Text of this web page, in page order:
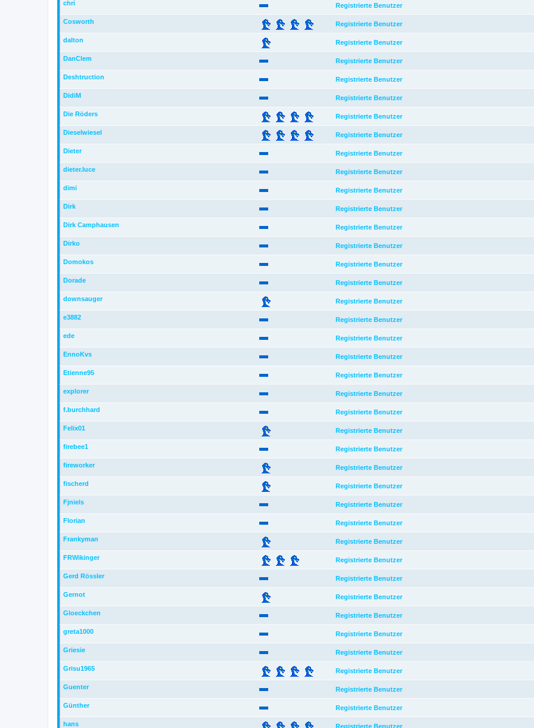
chri Registrierte Benutzer
Cosworth Registrierte Benutzer
dalton Registrierte Benutzer
DanClem Registrierte Benutzer
Deshtruction Registrierte Benutzer
DidiM Registrierte Benutzer
Die Röders Registrierte Benutzer
Dieselwiesel Registrierte Benutzer
Dieter Registrierte Benutzer
dieter.luce Registrierte Benutzer
dimi Registrierte Benutzer
Dirk Registrierte Benutzer
Dirk Camphausen Registrierte Benutzer
Dirko Registrierte Benutzer
Domokos Registrierte Benutzer
Dorade Registrierte Benutzer
downsauger Registrierte Benutzer
e3882 Registrierte Benutzer
ede Registrierte Benutzer
EnnoKvs Registrierte Benutzer
Etienne95 Registrierte Benutzer
explorer Registrierte Benutzer
f.burchhard Registrierte Benutzer
Felix01 Registrierte Benutzer
firebee1 Registrierte Benutzer
fireworker Registrierte Benutzer
fischerd Registrierte Benutzer
Fjniels Registrierte Benutzer
Florian Registrierte Benutzer
Frankyman Registrierte Benutzer
FRWikinger Registrierte Benutzer
Gerd Rössler Registrierte Benutzer
Gernot Registrierte Benutzer
Gloeckchen Registrierte Benutzer
greta1000 Registrierte Benutzer
Griesie Registrierte Benutzer
Grisu1965 Registrierte Benutzer
Guenter Registrierte Benutzer
Günther Registrierte Benutzer
hans Registrierte Benutzer